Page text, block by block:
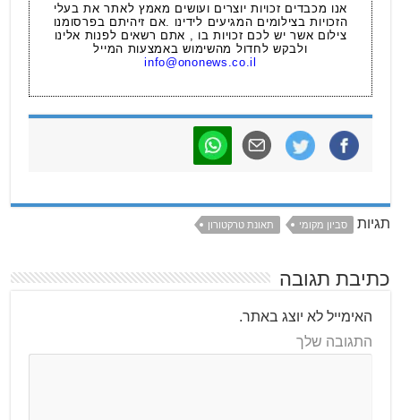
אנו מכבדים זכויות יוצרים ועושים מאמץ לאתר את בעלי
הזכויות בצילומים המגיעים לידינו .אם זיהיתם בפרסומנו
צילום אשר יש לכם זכויות בו , אתם רשאים לפנות אלינו
ולבקש לחדול מהשימוש באמצעות המייל
info@ononews.co.il
תגיות סביון מקומי תאונת טרקטורון
כתיבת תגובה
האימייל לא יוצג באתר.
התגובה שלך